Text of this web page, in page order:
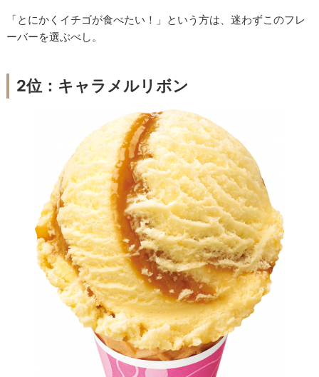
「とにかくイチゴが食べたい！」という方は、迷わずこのフレ
ーバーを選ぶべし。
2位：キャラメルリボン